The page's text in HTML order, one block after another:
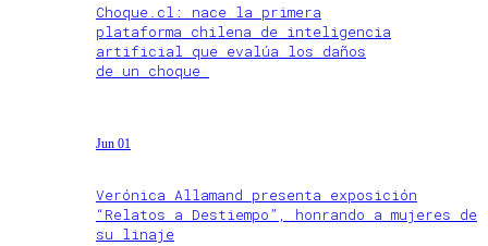
Choque.cl: nace la primera
plataforma chilena de inteligencia
artificial que evalúa los daños
de un choque
Jun 01
Verónica Allamand presenta exposición
“Relatos a Destiempo”, honrando a mujeres de
su linaje